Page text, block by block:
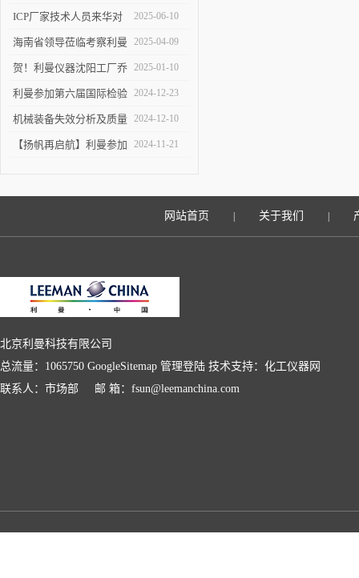
了！
ICP厂家技术人员来华对
利曼进行培训
2025-06-10
海南省领导莅临考察利曼
仪器沈阳工厂
2025-04-09
贺！利曼仪器沈阳工厂乔
迁新址
2025-01-10
利曼参加第六届国际检验
检测技术与装备博览会
2024-12-23
机械装备失效分析及质量
改进技术交流会在陕举办
2024-12-10
【扬帆再启航】利曼参加
展
2024-11-21
网站首页 关于我们
北京利曼科技有限公司
总流量：1065750 GoogleSitemap 管理登陆 技术支持： 化工仪器网
联系人：市场部 邮 箱：fsun@leemanchina.com